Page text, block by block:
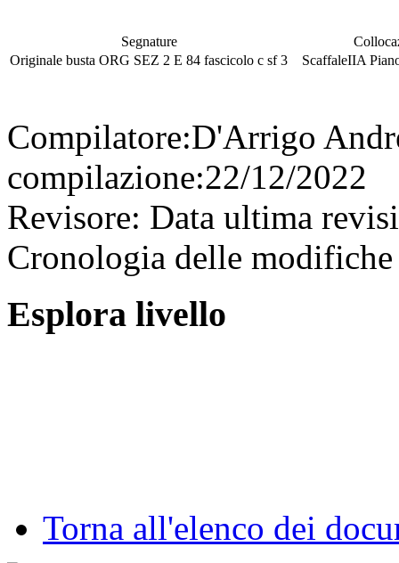
Segnature
Originale busta ORG SEZ 2 E 84 fascicolo c sf3
ScaffaleIIA
Compilatore:D'Arrigo
compilazione:22/12/2022
Revisore: Data ultima
Cronologia delle
Esplora livello
Torna all'elenco dei